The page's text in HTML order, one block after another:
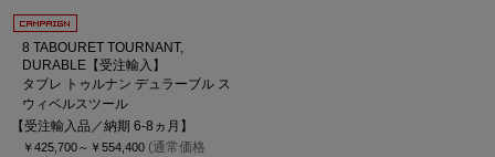
8 TABOURET TOURNANT,
DURABLE【受注輸入】
タブレ トゥルナン デュラーブル ス
ウィベルスツール
【受注輸入品／納期 6-8ヵ月】
￥425,700～ ￥554,400 (通常価格